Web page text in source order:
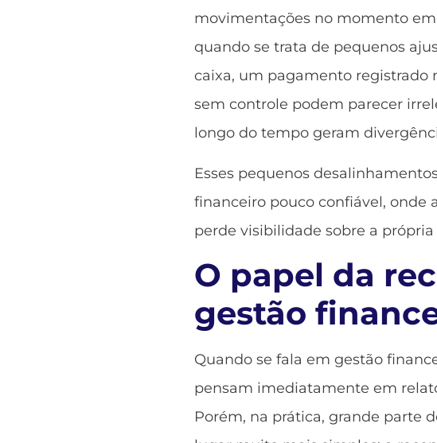
movimentações no momento
quando se trata de pequenos
caixa, um pagamento
sem controle podem parecer
longo do tempo geram
Esses pequenos
financeiro pouco confiável, onde
perde visibilidade sobre a própria
O papel da
gestão
Quando se fala em gestão
pensam imediatamente em
Porém, na prática, grande parte